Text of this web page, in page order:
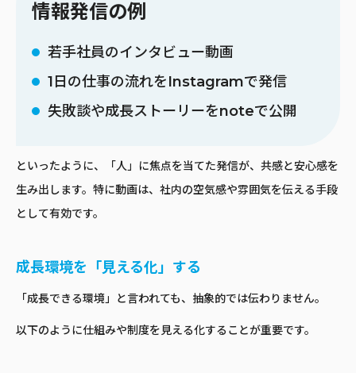
情報発信の例
若手社員のインタビュー動画
1日の仕事の流れをInstagramで発信
失敗談や成長ストーリーをnoteで公開
といったように、「人」に焦点を当てた発信が、共感と安心感を
生み出します。特に動画は、社内の空気感や雰囲気を伝える手段
として有効です。
成長環境を「見える化」する
「成長できる環境」と言われても、抽象的では伝わりません。
以下のように仕組みや制度を見える化することが重要です。